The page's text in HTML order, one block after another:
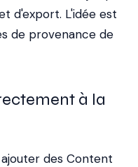
d'export. L'idée est
de provenance de
à la
des Content